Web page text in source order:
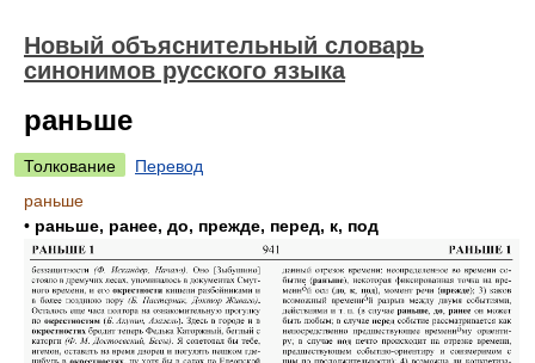
Новый объяснительный словарь
синонимов русского языка
раньше
Толкование
Перевод
раньше
• раньше, ранее, до, прежде, перед, к, под